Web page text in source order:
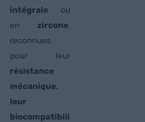
intégrale ou
en zircone,
reconnues
pour leur
résistance
mécanique,
leur
biocompatibili